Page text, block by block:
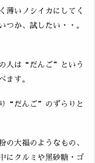
薄いノシイカにしてく
つか、試したい・・。
人は“だんご”という
ます。
“だんご”のずらりと
の大福のようなもの、
にクルミや黒砂糖・ゴ